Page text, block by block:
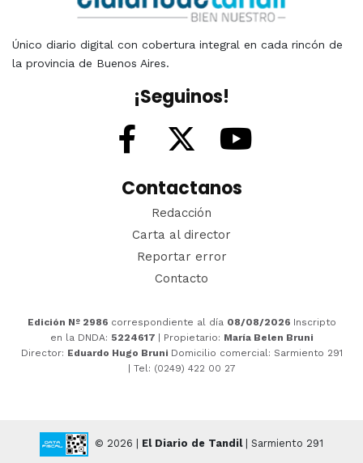
Único diario digital con cobertura integral en cada rincón de
la provincia de Buenos Aires.
¡Seguinos!
Contactanos
Redacción
Carta al director
Reportar error
Contacto
Edición Nº 2986 correspondiente al día 08/08/2026 Inscripto
en la DNDA: 5224617 | Propietario: María Belen Bruni
Director: Eduardo Hugo Bruni Domicilio comercial: Sarmiento 291
| Tel: (0249) 422 00 27
© 2026 | El Diario de Tandil| Sarmiento 291